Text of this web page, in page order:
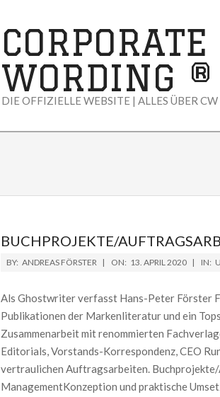
CORPORATE
WORDING ®
DIE OFFIZIELLE WEBSITE | ALLES ÜBER CW
BUCHPROJEKTE/
2020-
13
BY: ANDREAS FÖRSTER ON: 13. APRIL 2020 IN:
Als Ghostwriter verfasst Hans-Peter Förster
Publikationen der Markenliteratur und ein
Zusammenarbeit mit renommierten
Editorials, Vorstands-Korrespondenz, CEO
vertraulichen Auftragsarbeiten.
ManagementKonzeption und praktische